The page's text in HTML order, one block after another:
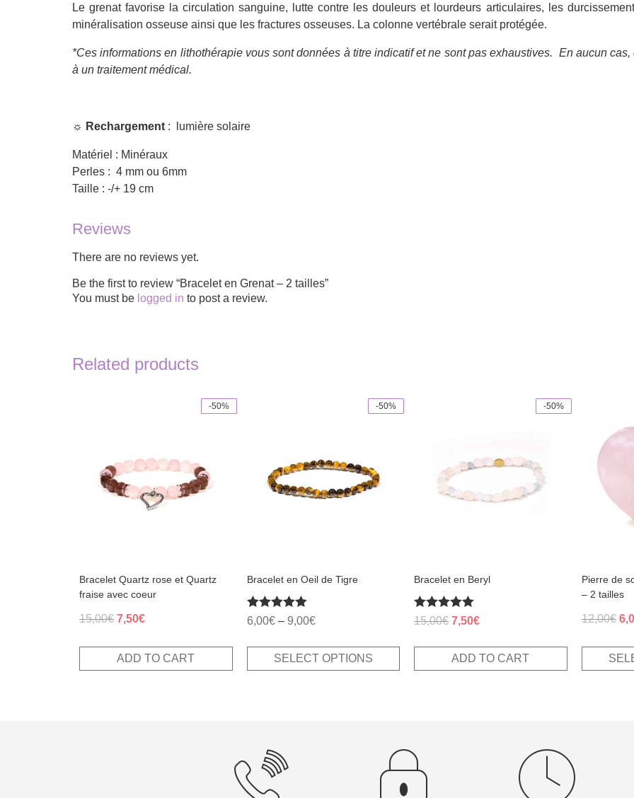
Le grenat favorise la circulation sanguine, lutte contre les douleurs et lourdeurs articulaires, les
minéralisation osseuse ainsi que les fractures osseuses. La colonne vertébrale serait protégée.
*Ces informations en lithothérapie vous sont données à titre indicatif et ne sont pas exhaustives. En aucun
à un traitement médical.
☼ Rechargement : lumière solaire
Matériel : Minéraux
Perles : 4 mm ou 6mm
Taille : -/+ 19 cm
Reviews
There are no reviews yet.
Be the first to review “Bracelet en Grenat – 2 tailles”
You must be logged in to post a review.
Related products
-50%
Bracelet Quartz rose et Quartz
fraise avec coeur
15,00€ Original
was:
15,00€.
7,50€Current
is:
7,50€.
ADD TO CART
-50%
Bracelet en Oeil de Tigre
Rated
5.00
6,00€– 9,00€
SELECT OPTIONS
options
page
-50%
Bracelet en Beryl
Rated
5.00
15,00€ Original
was:
15,00€.
7,50€Current
is:
7,50€.
ADD TO CART
Pierre de
– 2 tailles
12,00€
multiple
variants.
The
options
page